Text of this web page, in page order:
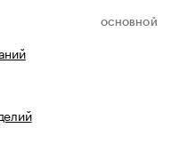
ОСНОВНОЙ